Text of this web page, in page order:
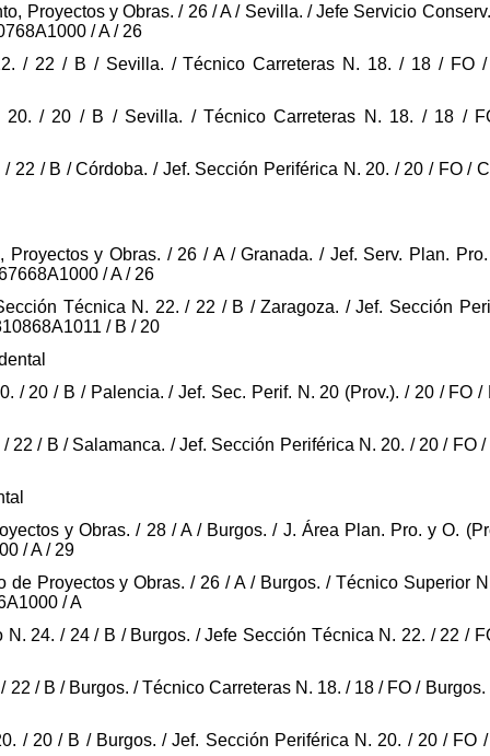
Proyectos y Obras. / 26 / A / Sevilla. / Jefe Servicio
/ A / 26
/ 22 / B / Sevilla. / Técnico Carreteras N. 18. / 18 / FO
20. / 20 / B / Sevilla. / Técnico Carreteras N. 18. / 18 /
22 / B / Córdoba. / Jef. Sección Periférica N. 20. / 20 / FO /
Proyectos y Obras. / 26 / A / Granada. / Jef. Serv. Plan.
/ A / 26
Técnica N. 22. / 22 / B / Zaragoza. / Jef. Sección
/ B / 20
/ 20 / B / Palencia. / Jef. Sec. Perif. N. 20 (Prov.). / 20 / FO
22 / B / Salamanca. / Jef. Sección Periférica N. 20. / 20 / FO
y Obras. / 28 / A / Burgos. / J. Área Plan. Pro. y O.
/ A / 29
de Proyectos y Obras. / 26 / A / Burgos. / Técnico Superior
/ A
24. / 24 / B / Burgos. / Jefe Sección Técnica N. 22. / 22 /
/ B / Burgos. / Técnico Carreteras N. 18. / 18 / FO /
/ 20 / B / Burgos. / Jef. Sección Periférica N. 20. / 20 / FO